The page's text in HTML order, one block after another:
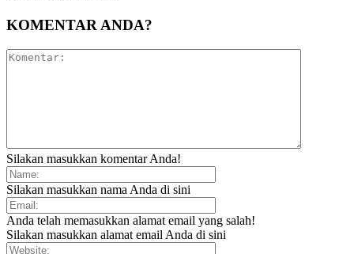
KOMENTAR ANDA?
Silakan masukkan komentar Anda!
Silakan masukkan nama Anda di sini
Anda telah memasukkan alamat email yang salah!
Silakan masukkan alamat email Anda di sini